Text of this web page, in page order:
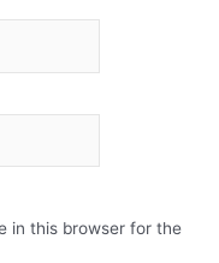
in this browser for the